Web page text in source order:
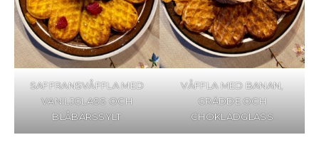
SAFFRANSVÅFFLA MED
VANILJGLASS OCH
BLÅBÄRSSYLT
VÅFFLA MED BANAN,
GRÄDDE OCH
CHOKLADGLASS